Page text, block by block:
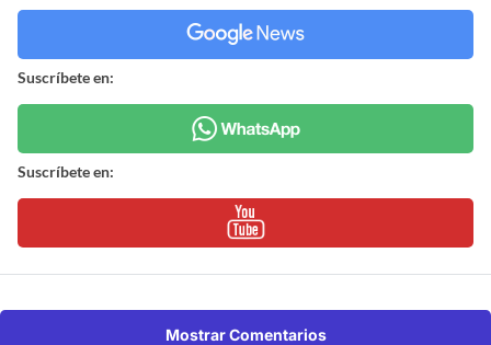
Suscríbete en:
Suscríbete en:
Mostrar Comentarios